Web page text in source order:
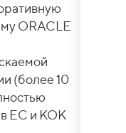
ORACLE
(более 10
в ЕС и КОК